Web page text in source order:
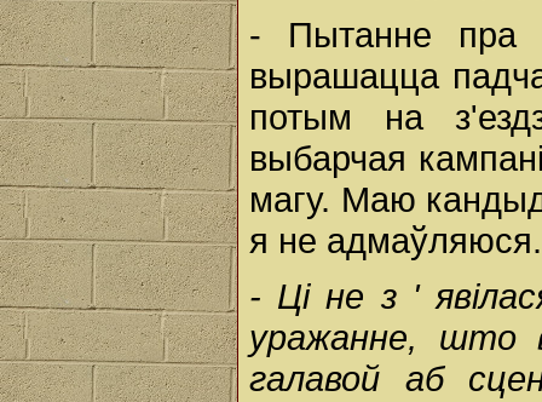
- Пытанне пра
вырашацца
потым на
выбарчая
магу. Маю
я не адмаўляюся.
- Ціне з '
уражанне, што
галавой аб